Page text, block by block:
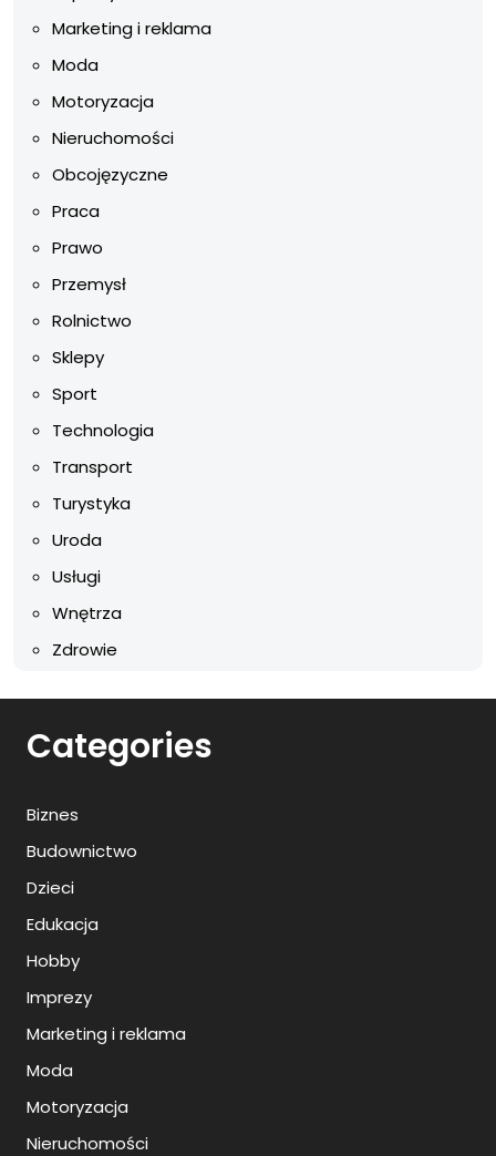
Marketing i reklama
Moda
Motoryzacja
Nieruchomości
Obcojęzyczne
Praca
Prawo
Przemysł
Rolnictwo
Sklepy
Sport
Technologia
Transport
Turystyka
Uroda
Usługi
Wnętrza
Zdrowie
Categories
Biznes
Budownictwo
Dzieci
Edukacja
Hobby
Imprezy
Marketing i reklama
Moda
Motoryzacja
Nieruchomości